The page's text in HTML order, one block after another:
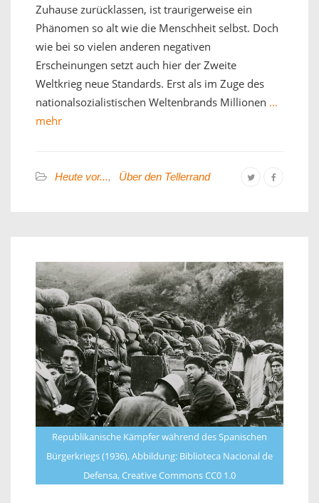
Zuhause zurücklassen, ist traurigerweise ein
Phänomen so alt wie die Menschheit selbst. Doch
wie bei so vielen anderen negativen
Erscheinungen setzt auch hier der Zweite
Weltkrieg neue Standards. Erst als im Zuge des
nationalsozialistischen Weltenbrands Millionen …
mehr
Heute vor..., Über den Tellerrand
Republikanische Kämpfer während des Spanischen
Bürgerkriegs (1936), Abbildung: Biblioteca Nacional de
Defensa, Creative Commons CC0 1.0